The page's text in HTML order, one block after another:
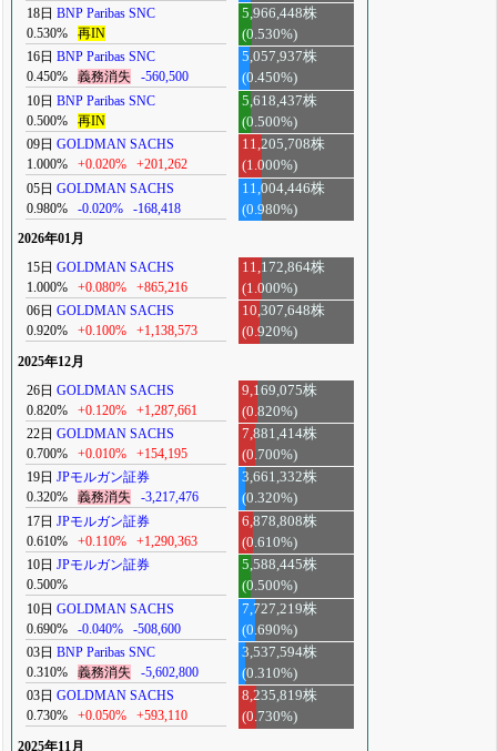
18日 BNP Paribas SNC
0.530%
再IN
5,966,448株
(0.530%)
16日 BNP Paribas SNC
0.450%
義務消失 -560,500
5,057,937株
(0.450%)
10日 BNP Paribas SNC
0.500%
再IN
5,618,437株
(0.500%)
09日 GOLDMAN SACHS
1.000%
+0.020% +201,262
11,205,708株
(1.000%)
05日 GOLDMAN SACHS
0.980%
-0.020% -168,418
11,004,446株
(0.980%)
2026年01月
15日 GOLDMAN SACHS
1.000%
+0.080% +865,216
11,172,864株
(1.000%)
06日 GOLDMAN SACHS
0.920%
+0.100% +1,138,573
10,307,648株
(0.920%)
2025年12月
26日 GOLDMAN SACHS
0.820%
+0.120% +1,287,661
9,169,075株
(0.820%)
22日 GOLDMAN SACHS
0.700%
+0.010% +154,195
7,881,414株
(0.700%)
19日 JPモルガン証券
0.320%
義務消失 -3,217,476
3,661,332株
(0.320%)
17日 JPモルガン証券
0.610%
+0.110% +1,290,363
6,878,808株
(0.610%)
10日 JPモルガン証券
0.500%
5,588,445株
(0.500%)
10日 GOLDMAN SACHS
0.690%
-0.040% -508,600
7,727,219株
(0.690%)
03日 BNP Paribas SNC
0.310%
義務消失 -5,602,800
3,537,594株
(0.310%)
03日 GOLDMAN SACHS
0.730%
+0.050% +593,110
8,235,819株
(0.730%)
2025年11月